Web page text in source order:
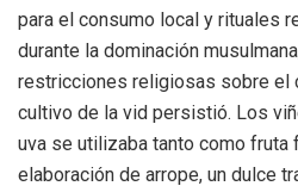
para el consumo local y rituales
durante la dominación
restricciones religiosas sobre el
cultivo de la vid persistió. Los
uva se utilizaba tanto como fruta
elaboración de arrope, un dulce